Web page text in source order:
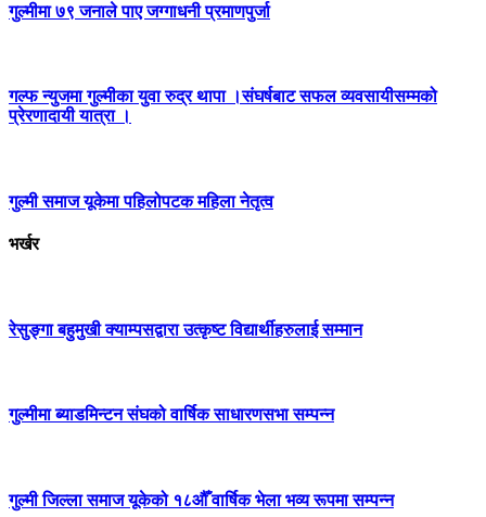
गुल्मीमा ७९ जनाले पाए जग्गाधनी प्रमाणपुर्जा
गल्फ न्युजमा गुल्मीका युवा रुद्र थापा ।संघर्षबाट सफल व्यवसायीसम्मको
प्रेरणादायी यात्रा ।
गुल्मी समाज यूकेमा पहिलोपटक महिला नेतृत्व
भर्खर
रेसुङ्गा बहुमुखी क्याम्पसद्वारा उत्कृष्ट विद्यार्थीहरुलाई सम्मान
गुल्मीमा ब्याडमिन्टन संघको वार्षिक साधारणसभा सम्पन्न
गुल्मी जिल्ला समाज यूकेको १८औँ वार्षिक भेला भव्य रूपमा सम्पन्न